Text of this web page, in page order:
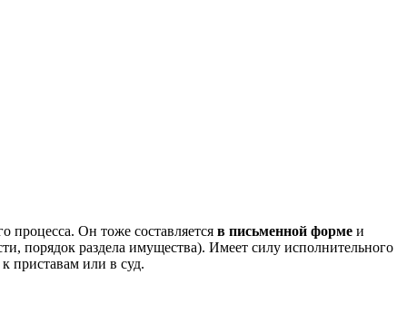
процесса. Он тоже составляется в письменной форме и
порядок раздела имущества). Имеет силу исполнительного
приставам или в суд.